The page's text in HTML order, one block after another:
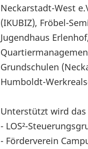
Neckarstadt-West
(IKUBIZ), Fröbel-
Jugendhaus
Grundschulen
Humboldt-
Unterstützt wird
- LOS²-
- Förderverein